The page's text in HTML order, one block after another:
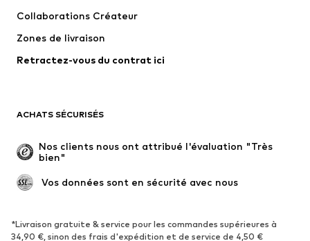
Lingerie
Manteaux
Jupes
Occasions spéciales
Exclusif
Remise à neuf
Nouveautés
Tendance
Collaborations Créateur
Zones de livraison
Retractez-vous du contrat ici
ACHATS SÉCURISÉS
Nos clients nous ont attribué l'évaluation "Très
bien"
Vos données sont en sécurité avec nous
*Livraison gratuite & service pour les commandes supérieures à
34,90 €, sinon des frais d'expédition et de service de 4,50 €